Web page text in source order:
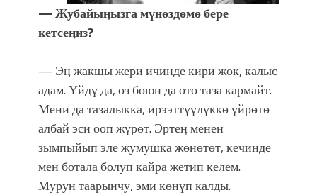
— Жубайыӊызга мүнөздөмө бере
кетсеӊиз?
— Эӊ жакшы жери ичинде кири жок, калыс
адам. Үйдү да, өз боюн да өтө таза кармайт.
Мени да тазалыкка, ирээттүүлүккө үйрөтө
албай эси ооп жүрөт. Эртеӊ менен
зымпыйып эле жумушка жөнөтөт, кечинде
мен ботала болуп кайра жетип келем.
Мурун таарынчу, эми көнүп калды.